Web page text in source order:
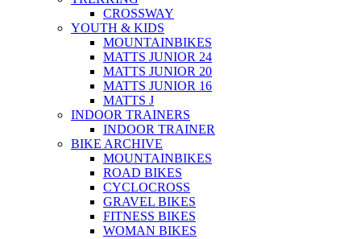
CROSSWAY
YOUTH & KIDS
MOUNTAINBIKES
MATTS JUNIOR 24
MATTS JUNIOR 20
MATTS JUNIOR 16
MATTS J
INDOOR TRAINERS
INDOOR TRAINER
BIKE ARCHIVE
MOUNTAINBIKES
ROAD BIKES
CYCLOCROSS
GRAVEL BIKES
FITNESS BIKES
WOMAN BIKES